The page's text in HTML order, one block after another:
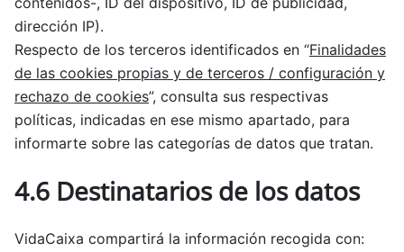
dirección IP).
Respecto de los terceros identificados en “Finalidades
de las cookies propias y de terceros / configuración y
rechazo de cookies”, consulta sus respectivas
políticas, indicadas en ese mismo apartado, para
informarte sobre las categorías de datos que tratan.
4.6 Destinatarios de los datos
VidaCaixa compartirá la información recogida con: